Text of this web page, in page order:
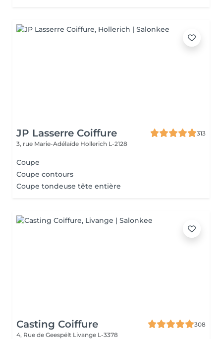
JP Lasserre Coiffure
313
3, rue Marie-Adélaïde Hollerich L-2128
Coupe
Coupe contours
Coupe tondeuse tête entière
Casting Coiffure
308
4, Rue de Geespëlt Livange L-3378